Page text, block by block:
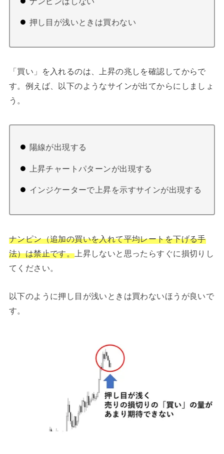
押し目が浅いときは買わない
「買い」を入れるのは、上昇の兆しを確認してからで
す。例えば、以下のようなサインが出てからにしましょ
う。
陽線が出現する
上昇チャートパターンが出現する
インジケーターで上昇を示すサインが出現する
ナンピン（追加の買いを入れて平均レートを下げる手
法）は禁止です。 上昇しないと思ったらすぐに損切りし
てください。
以下のように押し目が浅いときは買わないほうが良いで
す。